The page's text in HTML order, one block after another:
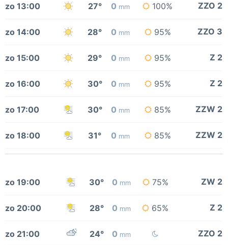
zo 13:00 27° 0 mm 100% ZZO 2
zo 14:00 28° 0 mm 95% ZZO 3
zo 15:00 29° 0 mm 95% Z 2
zo 16:00 30° 0 mm 95% Z 2
zo 17:00 30° 0 mm 85% ZZW 2
zo 18:00 31° 0 mm 85% ZZW 2
zo 19:00 30° 0 mm 75% ZW 2
zo 20:00 28° 0 mm 65% Z 2
zo 21:00 24° 0 mm ZZO 2